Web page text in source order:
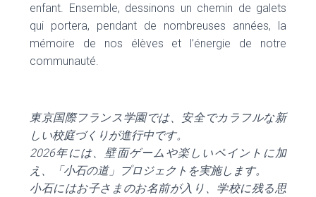
enfant. Ensemble, dessinons un chemin de galets
qui portera, pendant de nombreuses années, la
mémoire de nos élèves et l’énergie de notre
communauté.
東京国際フランス学園では、安全でカラフルな新
しい校庭づくりが進行中です。
2026年には、壁面ゲームや楽しいペイントに加
え、「小石の道」プロジェクトを実施します。
小石にはお子さまのお名前が入り、学校に残る思